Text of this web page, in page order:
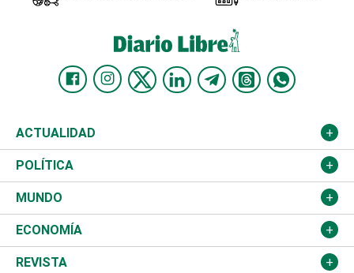
ACTUALIDAD
Nacional
Ciudad
Educación
Salud
POLÍTICA
Partidos
JCE
TSE
MUNDO
Estados Unidos
América Latina
ECONOMÍA
Finanzas
REVISTA